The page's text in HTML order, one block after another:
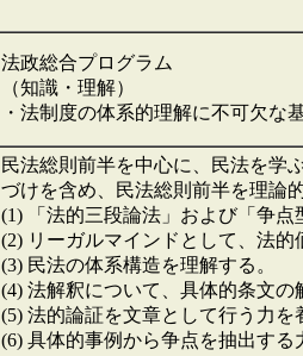
法政総合プログラム
（知識・理解）
・法制度の体系的理解に不可欠な
民法総則前半を中心に、民法を学
づけを含め、民法総則前半を理論
(1) 「法的三段論法」および「争
(2) リーガルマインドとして、法
(3) 民法の体系構造を理解する。
(4) 法解釈について、具体的条文の
(5) 法的論証を文章として行う力を
(6) 具体的事例から争点を抽出す